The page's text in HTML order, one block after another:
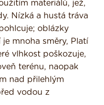
materiálů, jež,
Nízká a hustá tráva
oblázky
mnoha směry, Platí
vlhkost poško­zuje,
terénu, naopak
nad přilehlým
vodou z